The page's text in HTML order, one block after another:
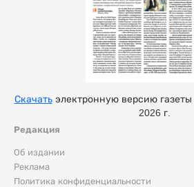
Редакция
Об издании
Реклама
Политика конфиденциальности
Скачатьэлектронную версию газеты
2026 г.